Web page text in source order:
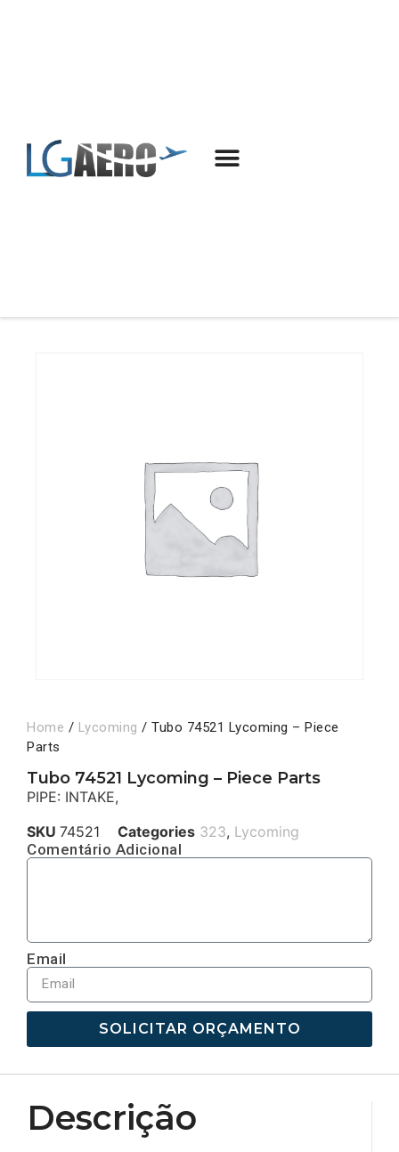
Home / Lycoming / Tubo 74521 Lycoming – Piece
Parts
Tubo 74521 Lycoming – Piece Parts
PIPE: INTAKE,
SKU 74521 Categories 323, Lycoming
Comentário Adicional
Email
SOLICITAR ORÇAMENTO
Descrição